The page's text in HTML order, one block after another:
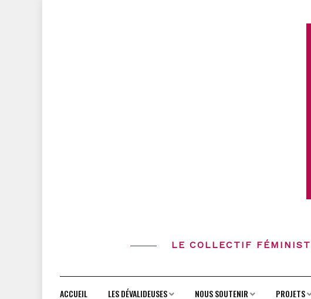
LE COLLECTIF
ACCUEIL LES DÉVALIDEUSES NOUS SOUTENIR PROJETS